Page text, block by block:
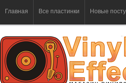
Главная Все пластинки Новые